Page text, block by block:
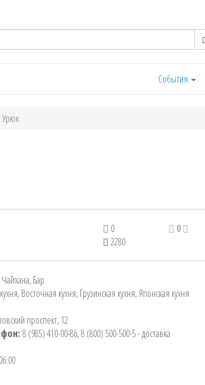
События
Урюк
0
2280
0
Бар
Восточная кухня, Грузинская кухня, Японская кухня
проспект, 12
8 (985) 410-00-86, 8 (800) 500-500-5 - доставка